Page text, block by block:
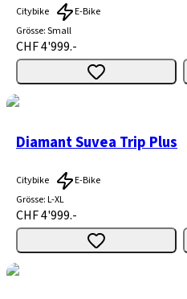
Citybike
E-Bike
Grösse:Small
CHF 4'999.-
Diamant Suvea Trip Plus
Citybike
E-Bike
Grösse:L-XL
CHF 4'999.-